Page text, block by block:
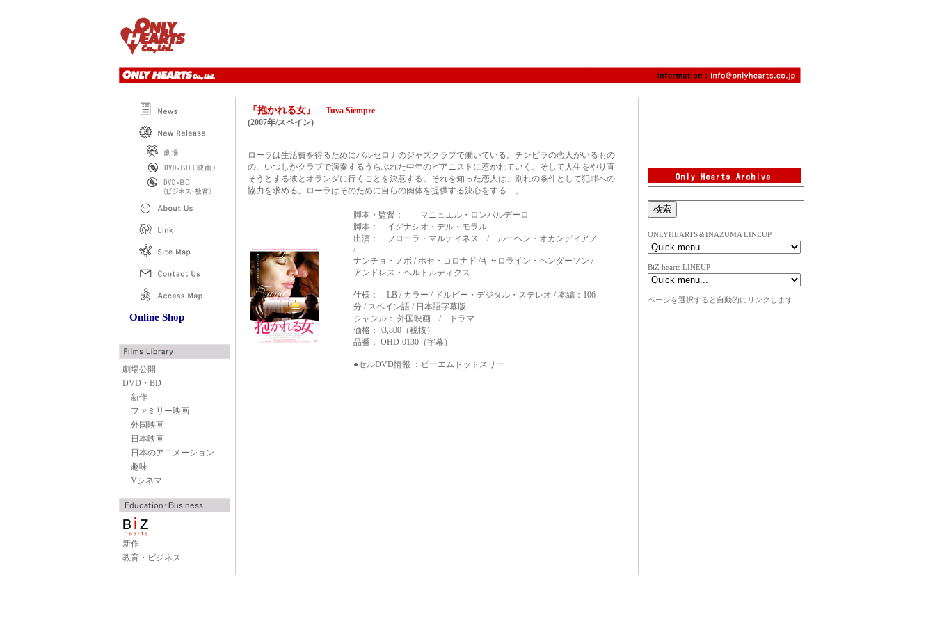
Online Shop
劇場公開
DVD・BD
新作
ファミリー映画
外国映画
日本映画
日本のアニメーション
趣味
Vシネマ
新作
教育・ビジネス
『抱かれる女』 Tuya Siempre
(2007年/スペイン)
ローラは生活費を得るためにバルセロナのジャズクラブで働いている。チンピラの恋人がいるもの
の、いつしかクラブで演奏するうらぶれた中年のピアニストに惹かれていく。そして人生をやり直
そうとする彼とオランダに行くことを決意する。それを知った恋人は、別れの条件として犯罪への
協力を求める。ローラはそのために自らの肉体を提供する決心をする…。
脚本・監督： マニュエル・ロンバルデーロ
脚本： イグナシオ・デル・モラル
出演： フローラ・マルティネス / ルーベン・オカンディアノ
/
ナンチョ・ノボ / ホセ・コロナド /キャロライン・ヘンダーソン /
アンドレス・ヘルトルディクス
仕様： LB / カラー / ドルビー・デジタル・ステレオ / 本編：106
分 / スペイン語 / 日本語字幕版
ジャンル： 外国映画 / ドラマ
価格： \3,800（税抜）
品番： OHD-0130（字幕）
●セルDVD情報 ： ビーエムドットスリー
ONLYHEARTS＆INAZUMA LINEUP
BiZ hearts LINEUP
ページを選択すると自動的にリンクします